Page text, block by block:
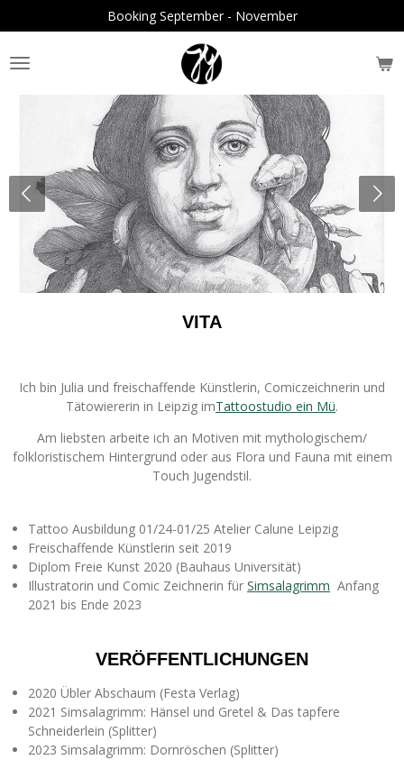
Hauptinhalt
springen
Booking September - November
VITA
Ich bin Julia und freischaffende Künstlerin, Comiczeichnerin und
Tätowiererin in Leipzig imTattoostudio ein Mü.
Am liebsten arbeite ich an Motiven mit mythologischem/
folkloristischem Hintergrund oder aus Flora und Fauna mit einem
Touch Jugendstil.
Tattoo Ausbildung 01/24-01/25 Atelier Calune Leipzig
Freischaffende Künstlerin seit 2019
Diplom Freie Kunst 2020 (Bauhaus Universität)
Illustratorin und Comic Zeichnerin für Simsalagrimm Anfang
2021 bis Ende 2023
VERÖFFENTLICHUNGEN
2020 Übler Abschaum (Festa Verlag)
2021 Simsalagrimm: Hänsel und Gretel & Das tapfere
Schneiderlein (Splitter)
2023 Simsalagrimm: Dornröschen (Splitter)